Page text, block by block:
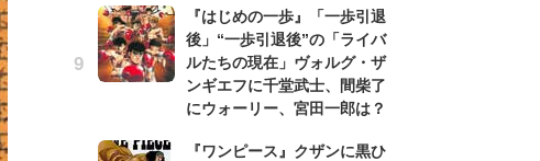
『はじめの一歩』「一歩引退
後」“一歩引退後”の「ライバ
ルたちの現在」ヴォルグ・ザ
ンギエフに千堂武士、間柴了
にウォーリー、宮田一郎は？
『ワンピース』クザンに黒ひ